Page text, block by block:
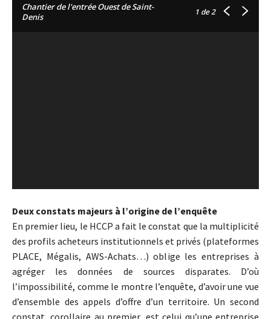
Chantier de l'entrée Ouest de Saint-
Denis
1 de 2
Deux constats majeurs à l’origine de l’enquête
En premier lieu, le HCCP a fait le constat que la multiplicité
des profils acheteurs institutionnels et privés (plateformes
PLACE, Mégalis, AWS-Achats…) oblige les entreprises à
agréger les données de sources disparates. D’où
l’impossibilité, comme le montre l’enquête, d’avoir une vue
d’ensemble des appels d’offre d’un territoire. Un second
constat, corollaire au premier, est celui qu’une entreprise